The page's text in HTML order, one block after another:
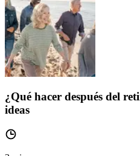
¿Qué hacer después del
ideas